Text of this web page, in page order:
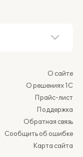
О сайте
О решениях 1С
Прайс-лист
Поддержка
Обратная связь
Сообщить об ошибке
Карта сайта